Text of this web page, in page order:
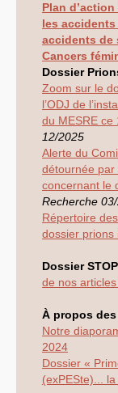
F4SCT
15
INRAE
Université de
Ile de France
Lyon
Montpellier
Rennes
COMMISSIONS
Précarité
Statut titulaire -
Antifascsime et
Formation
Recherche
Ecologie
Santé-travail
et droits »
Suivi de
EXPRESSIONS
Année 2026
Année 2025
Année 2024
Année 2023
Plan
les
accidents de
Cancers
Dossier
Zoom sur le
l’ODJ de
du MESRE ce
12/2025
Alerte du
détournée par
concernant le
Recherche
Répertoire
dossier prions
DossierSTOP
de nos
À propos
Notre
2024
Dossier «
(exPESte)...